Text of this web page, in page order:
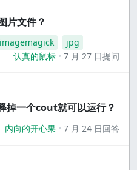
片文件？
imagemagick
jpg
认真的鼠标
7 月 27 日提问
掉一个cout就可以运行？
内向的开心果 7 月 24 日回答